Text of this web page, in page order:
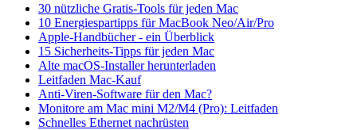
30 nützliche Gratis-Tools für jeden Mac
10 Energiespartipps für MacBook Neo/Air/Pro
Apple-Handbücher - ein Überblick
15 Sicherheits-Tipps für jeden Mac
Alte macOS-Installer herunterladen
Leitfaden Mac-Kauf
Anti-Viren-Software für den Mac?
Monitore am Mac mini M2/M4 (Pro): Leitfaden
Schnelles Ethernet nachrüsten